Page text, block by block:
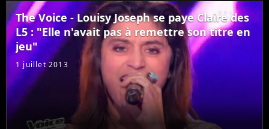
The Voice - Louisy Joseph se paye Claire des
L5 : "Elle n'avait pas à remettre son titre en
jeu"
1 juillet 2013